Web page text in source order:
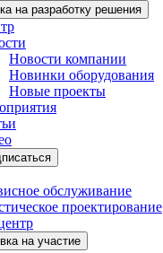
на разработку решения
Новости компании
Новинки оборудования
Новые проекты
обслуживание
проектирование
на участие